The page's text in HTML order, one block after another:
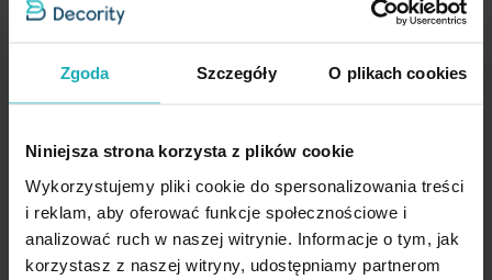
Zgoda Szczegóły O plikach cookies
Niniejsza strona korzysta z plików cookie
Wykorzystujemy pliki cookie do spersonalizowania treści
i reklam, aby oferować funkcje społecznościowe i
analizować ruch w naszej witrynie. Informacje o tym, jak
korzystasz z naszej witryny, udostępniamy partnerom
Rodzaj tkaniny
Wzór
jednokolorowe, z bordiurą
Standard Oeko-Tex
Skład materiałowy
100% bawełna
Waga netto
75 g
Pobierz instrukcję użytkowania i bezpieczeństwa produktu
Dane techniczne:
szerokość: 30 cm
długość: 50 cm
skład: 100% bawełna
gramatura: 500 g/m2
Nie można wybielać i chlorować